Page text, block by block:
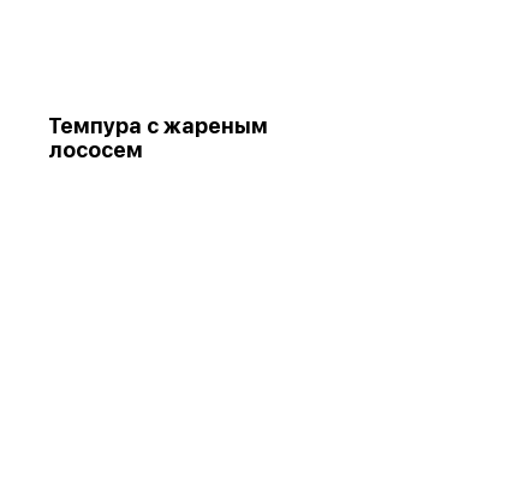
Темпура с жареным
лососем